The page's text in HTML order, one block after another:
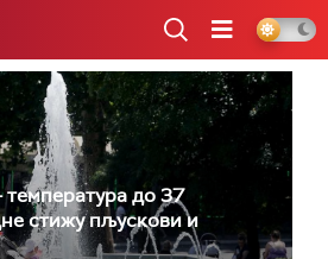
до 37
стижу пљускови и